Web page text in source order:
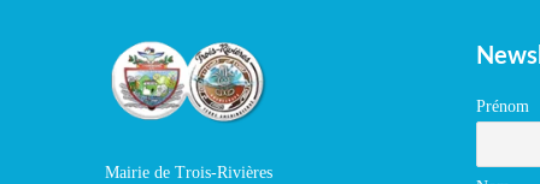
Mairie de Trois-Rivières
Prénom